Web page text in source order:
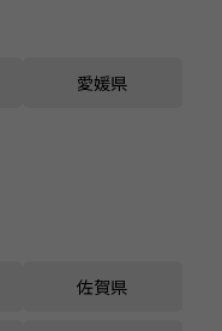
愛媛県
佐賀県